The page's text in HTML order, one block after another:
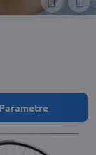
Parametre